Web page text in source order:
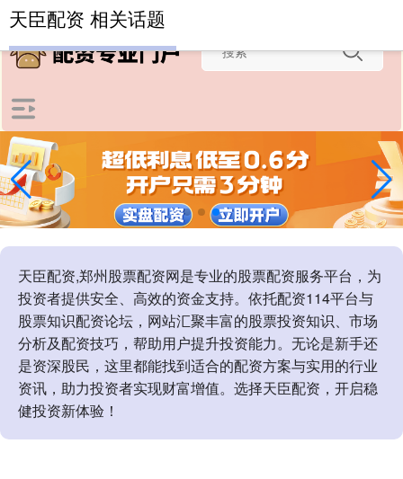
-->
天臣配资,郑州股票配资网是专业的股票配资服务平台，为
投资者提供安全、高效的资金支持。依托配资114平台与
股票知识配资论坛，网站汇聚丰富的股票投资知识、市场
分析及配资技巧，帮助用户提升投资能力。无论是新手还
是资深股民，这里都能找到适合的配资方案与实用的行业
资讯，助力投资者实现财富增值。选择天臣配资，开启稳
健投资新体验！
天臣配资 相关话题